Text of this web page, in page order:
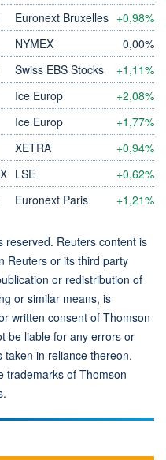
Euronext Bruxelles +0,98%
NYMEX 0,00%
Swiss EBS Stocks +1,11%
Ice Europ +2,08%
Ice Europ +1,77%
XETRA +0,94%
LSE +0,62%
Euronext Paris +1,21%
Reuters content is
Reuters or its third party
or redistribution of
or similar means, is
written consent of Thomson
be liable for any errors or
in reliance thereon.
trademarks of Thomson